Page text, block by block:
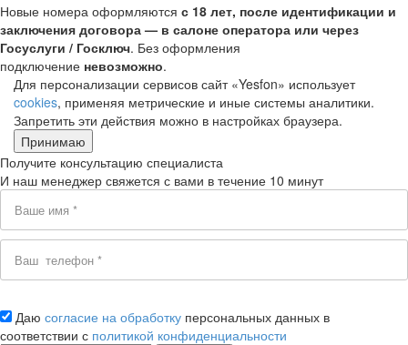
Новые номера оформляются с 18 лет, после идентификации и
заключения договора — в салоне оператора или через
Госуслуги / Госключ. Без оформления
подключение невозможно.
Для персонализации сервисов сайт «Yesfon» использует
cookies, применяя метрические и иные системы аналитики.
Запретить эти действия можно в настройках браузера.
Принимаю
Получите консультацию специалиста
И наш менеджер свяжется с вами в течение 10 минут
Даю согласие на обработку персональных данных в
соответствии с политикой конфиденциальности